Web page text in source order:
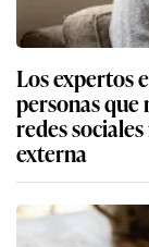
Los expertos
personas que
redes
externa